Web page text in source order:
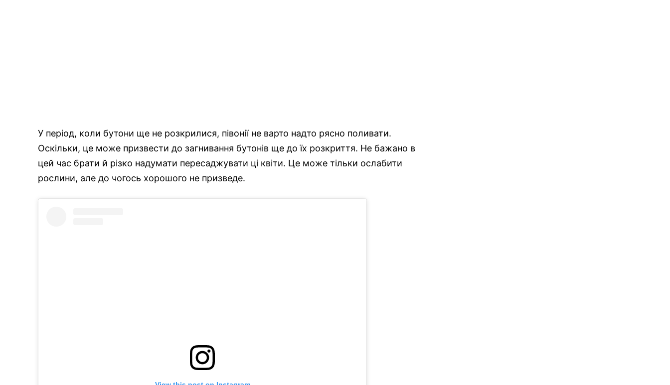
У період, коли бутони ще не розкрилися, півонії не варто надто рясно поливати.
Оскільки, це може призвести до загнивання бутонів ще до їх розкриття. Не бажано в
цей час брати й різко надумати пересаджувати ці квіти. Це може тільки ослабити
рослини, але до чогось хорошого не призведе.